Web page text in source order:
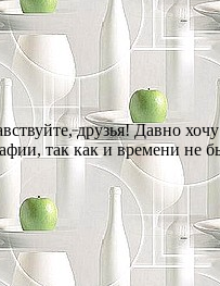
друзья! Давно хочу
так как и времени не